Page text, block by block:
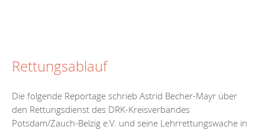
Rettungsablauf
Die folgende Reportage schrieb Astrid Becher-Mayr über
den Rettungsdienst des DRK-Kreisverbandes
Potsdam/Zauch-Belzig e.V. und seine Lehrrettungswache in